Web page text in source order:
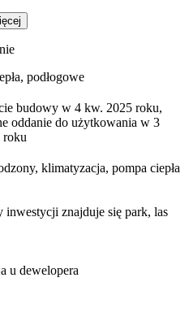
podłogowe
budowy w 4 kw. 2025 roku,
oddanie do użytkowania w 3
roku
klimatyzacja, pompa ciepła
inwestycji znajduje się park, las
u dewelopera